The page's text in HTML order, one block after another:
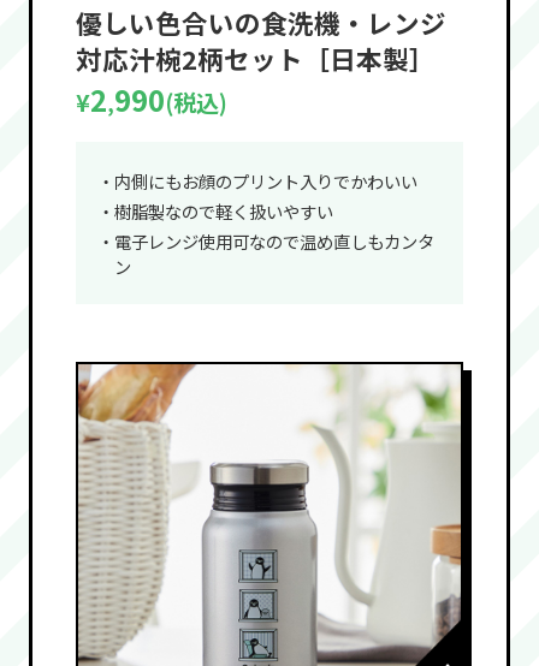
優しい色合いの食洗機・レンジ
対応汁椀2柄セット［日本製］
¥2,990(税込)
・内側にもお顔のプリント入りでかわいい
・樹脂製なので軽く扱いやすい
・電子レンジ使用可なので温め直しもカンタ
ン